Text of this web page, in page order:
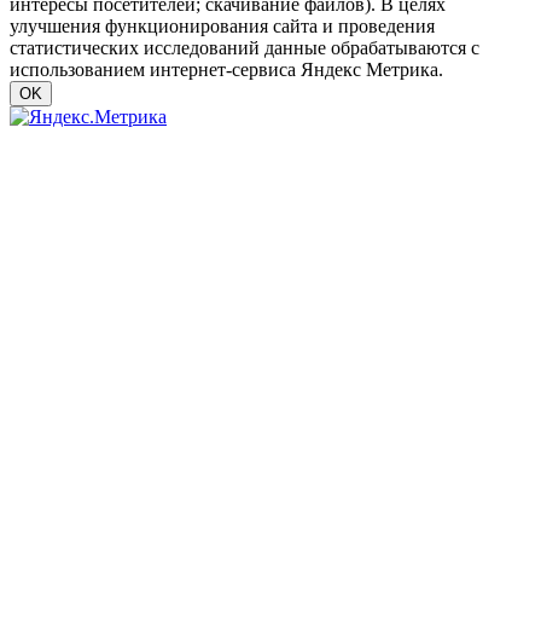
интересы посетителей; скачивание файлов). В целях
улучшения функционирования сайта и проведения
статистических исследований данные обрабатываются с
использованием интернет-сервиса Яндекс Метрика.
OK